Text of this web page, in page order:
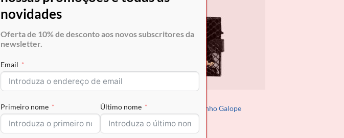
Porta Cartões Cavalinho Gentleman
Porta Cartões Cavalinho Galope
novidades
Oferta de 10% de desconto aos novos subscritores da
newsletter.
Email
Primeiro nome Último nome